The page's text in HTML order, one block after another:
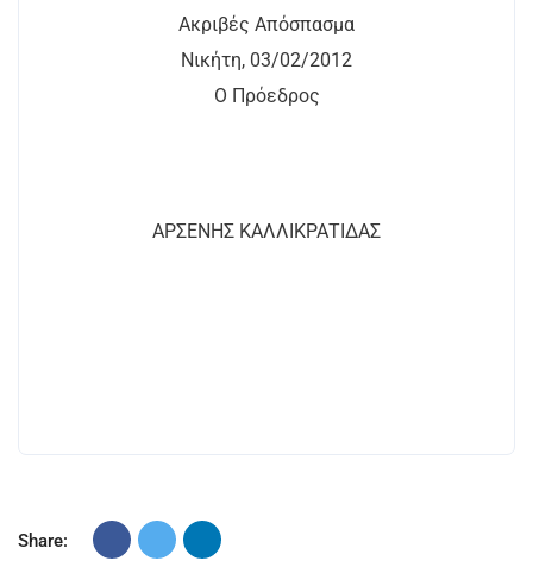
Ακριβές Απόσπασμα
Νικήτη, 03/02/2012
Ο Πρόεδρος
ΑΡΣΕΝΗΣ ΚΑΛΛΙΚΡΑΤΙΔΑΣ
Share: